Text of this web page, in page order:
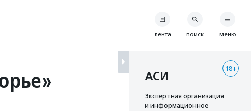
лента поиск меню
18+
АСИ
Экспертная организация
и информационное